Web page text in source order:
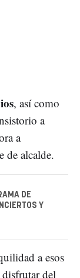
, así como
a
a
de alcalde.
DE
Y
a esos
disfrutar del